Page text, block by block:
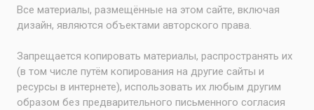
Все материалы, размещённые на этом сайте, включая
дизайн, являются объектами авторского права.
Запрещается копировать материалы, распространять их
(в том числе путём копирования на другие сайты и
ресурсы в интернете), использовать их любым другим
образом без предварительного письменного согласия